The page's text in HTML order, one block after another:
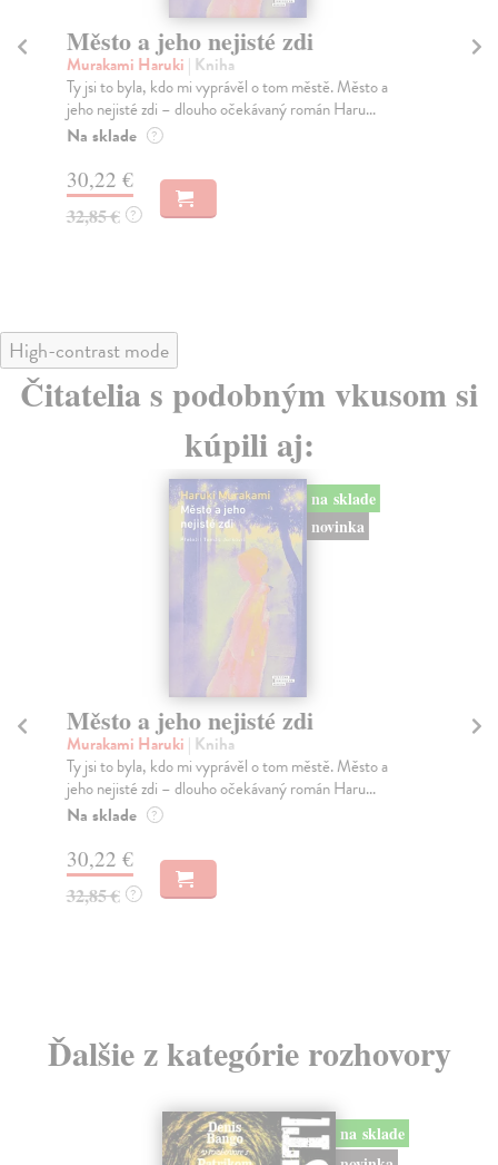
a jeho nejisté zdi
| Kniha
kdo mi vyprávěl o tom městě. Město a
zdi – dlouho očekávaný román Haru...
Sociálne
Sociálne siete nám
medziľudské vzťahy,
High-contrast mode
Čitatelia s podobným vkusom si
kúpili aj:
na sklade
Sociálne siete musia byť zničené
Marec Samo | Kniha
Sociálne siete nám ubližujú ako jednotlivcom a kazia
medziľudské vzťahy, rozkladajú spoločnosť a def...
Na sklade
16,44 €
16,95 € ?
Ďalšie z kategórie rozhovory
na sklade